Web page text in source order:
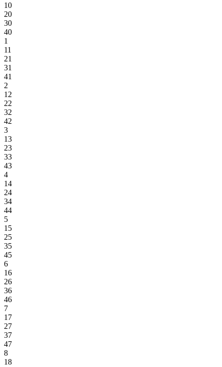
10
20
30
40
1
11
21
31
41
2
12
22
32
42
3
13
23
33
43
4
14
24
34
44
5
15
25
35
45
6
16
26
36
46
7
17
27
37
47
8
18